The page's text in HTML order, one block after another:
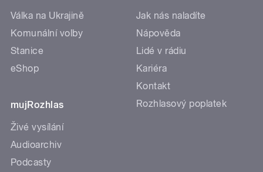
Válka na Ukrajině
Komunální volby
Stanice
eShop
mujRozhlas
Živé vysílání
Audioarchiv
Podcasty
Jak nás naladíte
Nápověda
Lidé v rádiu
Kariéra
Kontakt
Rozhlasový poplatek